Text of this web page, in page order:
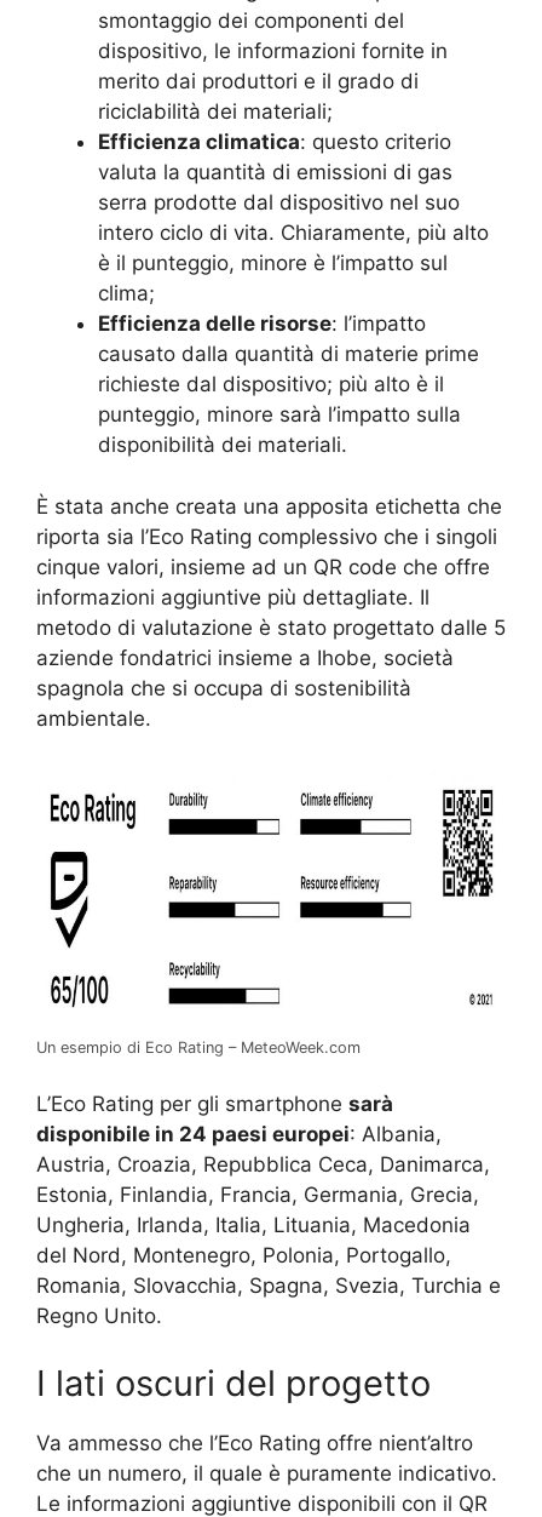
smontaggio dei componenti del
dispositivo, le informazioni fornite in
merito dai produttori e il grado di
riciclabilità dei materiali;
Efficienza climatica: questo criterio
valuta la quantità di emissioni di gas
serra prodotte dal dispositivo nel suo
intero ciclo di vita. Chiaramente, più alto
è il punteggio, minore è l’impatto sul
clima;
Efficienza delle risorse: l’impatto
causato dalla quantità di materie prime
richieste dal dispositivo; più alto è il
punteggio, minore sarà l’impatto sulla
disponibilità dei materiali.
È stata anche creata una apposita etichetta che
riporta sia l’Eco Rating complessivo che i singoli
cinque valori, insieme ad un QR code che offre
informazioni aggiuntive più dettagliate. Il
metodo di valutazione è stato progettato dalle 5
aziende fondatrici insieme a Ihobe, società
spagnola che si occupa di sostenibilità
ambientale.
Un esempio di Eco Rating – MeteoWeek.com
L’Eco Rating per gli smartphone sarà
disponibile in 24 paesi europei: Albania,
Austria, Croazia, Repubblica Ceca, Danimarca,
Estonia, Finlandia, Francia, Germania, Grecia,
Ungheria, Irlanda, Italia, Lituania, Macedonia
del Nord, Montenegro, Polonia, Portogallo,
Romania, Slovacchia, Spagna, Svezia, Turchia e
Regno Unito.
I lati oscuri del progetto
Va ammesso che l’Eco Rating offre nient’altro
che un numero, il quale è puramente indicativo.
Le informazioni aggiuntive disponibili con il QR